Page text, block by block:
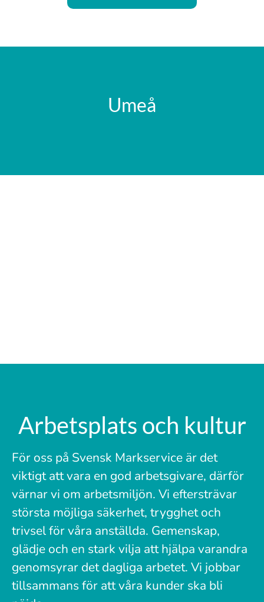
Umeå
Arbetsplats och kultur
För oss på Svensk Markservice är det
viktigt att vara en god arbetsgivare, därför
värnar vi om arbetsmiljön. Vi eftersträvar
största möjliga säkerhet, trygghet och
trivsel för våra anställda. Gemenskap,
glädje och en stark vilja att hjälpa varandra
genomsyrar det dagliga arbetet. Vi jobbar
tillsammans för att våra kunder ska bli